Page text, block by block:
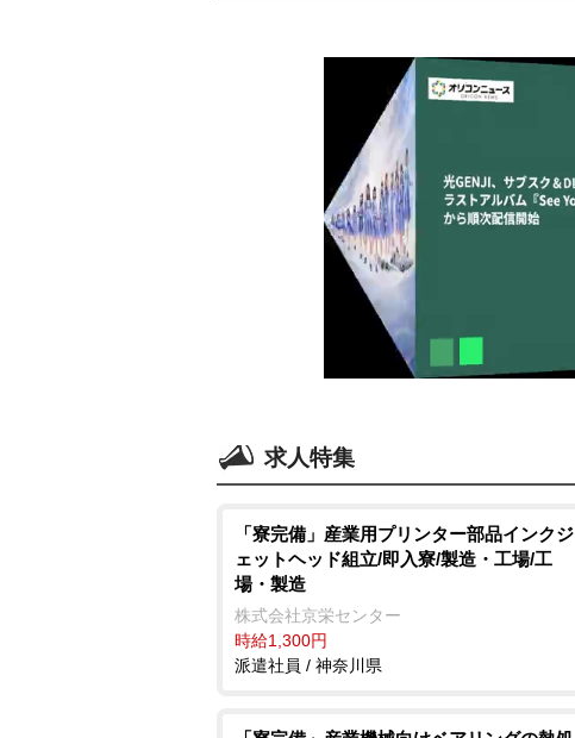
求人特集
「寮完備」産業用プリンター部品インクジ
ェットヘッド組立/即入寮/製造・工場/工
場・製造
株式会社京栄センター
時給1,300円
派遣社員 / 神奈川県